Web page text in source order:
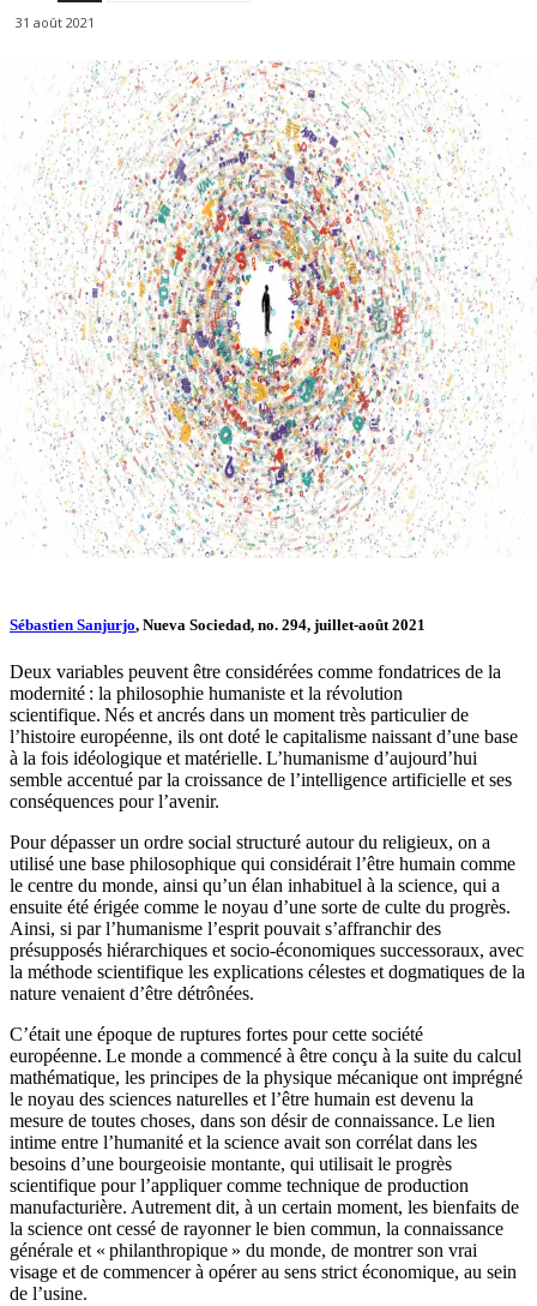
31 août 2021
Sébastien Sanjurjo, Nueva Sociedad, no. 294, juillet-août 2021
Deux variables peuvent être considérées comme fondatrices de la
modernité : la philosophie humaniste et la révolution
scientifique. Nés et ancrés dans un moment très particulier de
l’histoire européenne, ils ont doté le capitalisme naissant d’une base
à la fois idéologique et matérielle. L’humanisme d’aujourd’hui
semble accentué par la croissance de l’intelligence artificielle et ses
conséquences pour l’avenir.
Pour dépasser un ordre social structuré autour du religieux, on a
utilisé une base philosophique qui considérait l’être humain comme
le centre du monde, ainsi qu’un élan inhabituel à la science, qui a
ensuite été érigée comme le noyau d’une sorte de culte du progrès.
Ainsi, si par l’humanisme l’esprit pouvait s’affranchir des
présupposés hiérarchiques et socio-économiques successoraux, avec
la méthode scientifique les explications célestes et dogmatiques de la
nature venaient d’être détrônées.
C’était une époque de ruptures fortes pour cette société
européenne. Le monde a commencé à être conçu à la suite du calcul
mathématique, les principes de la physique mécanique ont imprégné
le noyau des sciences naturelles et l’être humain est devenu la
mesure de toutes choses, dans son désir de connaissance. Le lien
intime entre l’humanité et la science avait son corrélat dans les
besoins d’une bourgeoisie montante, qui utilisait le progrès
scientifique pour l’appliquer comme technique de production
manufacturière. Autrement dit, à un certain moment, les bienfaits de
la science ont cessé de rayonner le bien commun, la connaissance
générale et « philanthropique » du monde, de montrer son vrai
visage et de commencer à opérer au sens strict économique, au sein
de l’usine.